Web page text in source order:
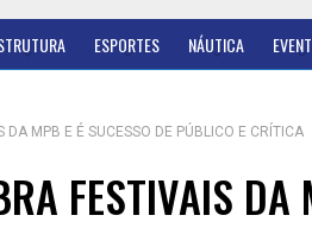
ESPORTES NÁUTICA
DA MPB E É SUCESSO DE PÚBLICO E CRÍTICA
FESTIVAIS DA